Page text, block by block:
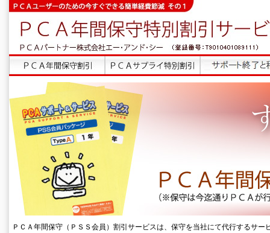
ＰＣＡ年間保守（ＰＳＳ会員）割引サービスは、保守を当社にて代行するサー